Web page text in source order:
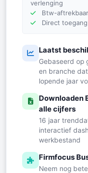
verlenging
Btw-
Direct
Laatst
Gebaseerd op
en branche
lopende jaar
Downloaden
alle cijfers
16 jaar
interactief
werkbestand
Firmfocus
Neem nog